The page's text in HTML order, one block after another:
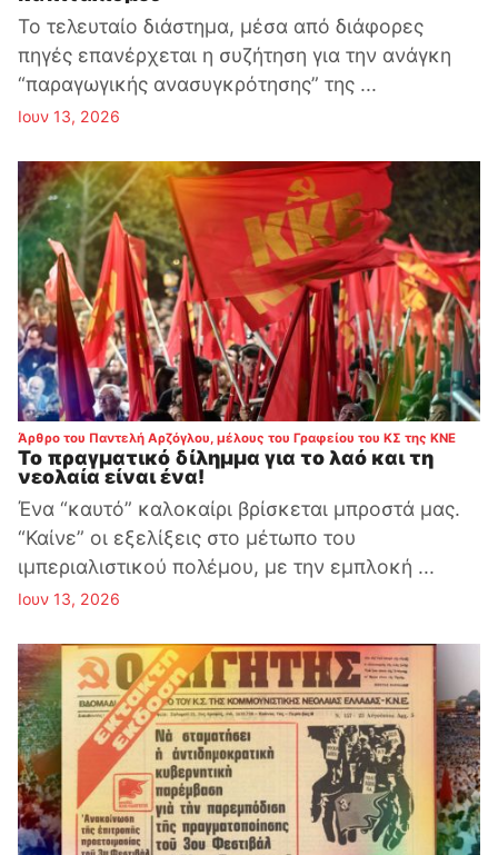
Το τελευταίο διάστημα, μέσα από διάφορες
πηγές επανέρχεται η συζήτηση για την ανάγκη
“παραγωγικής ανασυγκρότησης” της ...
Ιουν 13, 2026
Άρθρο του Παντελή Αρζόγλου, μέλους του Γραφείου του ΚΣ της ΚΝΕ:
Το πραγματικό δίλημμα για το λαό και τη
νεολαία είναι ένα!
Ένα “καυτό” καλοκαίρι βρίσκεται μπροστά μας.
“Καίνε” οι εξελίξεις στο μέτωπο του
ιμπεριαλιστικού πολέμου, με την εμπλοκή ...
Ιουν 13, 2026